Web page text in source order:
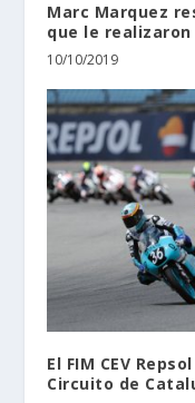
Marc Marquez
que le realizaron
10/10/2019
El FIM CEV
Circuito de